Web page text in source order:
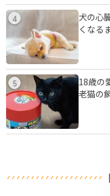
4
犬の心
くなる
5
18歳の
老猫の